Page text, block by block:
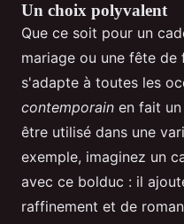
Un choix polyvalent
Que ce soit pour un
mariage ou une fête de
s'adapte à toutes les
contemporain en fait
être utilisé dans une
exemple, imaginez un
avec ce bolduc : il
raffinement et de